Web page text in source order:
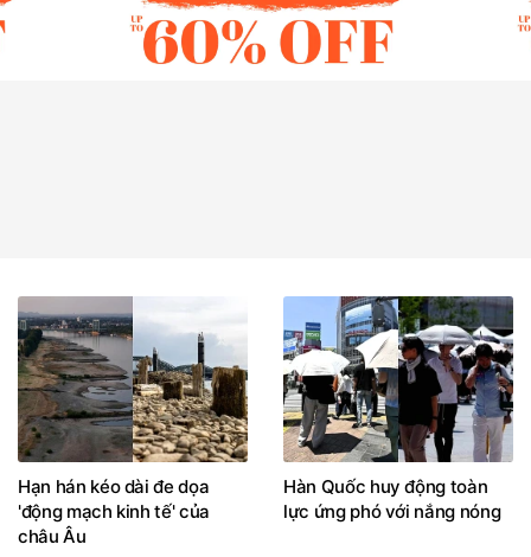
Hạn hán kéo dài đe dọa
'động mạch kinh tế' của
châu Âu
Hàn Quốc huy động toàn
lực ứng phó với nắng nóng